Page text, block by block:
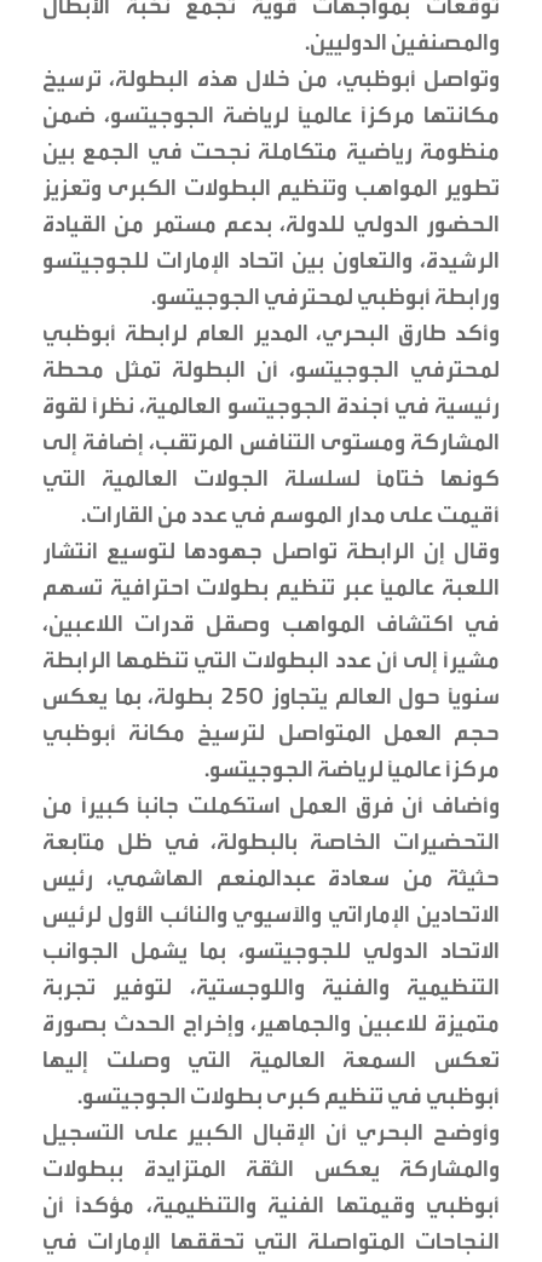
توقعات بمواجهات قوية تجمع نخبة الأبطال
والمصنفين الدوليين.
وتواصل أبوظبي، من خلال هذه البطولة، ترسيخ
مكانتها مركزاً عالمياً لرياضة الجوجيتسو، ضمن
منظومة رياضية متكاملة نجحت في الجمع بين
تطوير المواهب وتنظيم البطولات الكبرى وتعزيز
الحضور الدولي للدولة، بدعم مستمر من القيادة
الرشيدة، والتعاون بين اتحاد الإمارات للجوجيتسو
ورابطة أبوظبي لمحترفي الجوجيتسو.
وأكد طارق البحري، المدير العام لرابطة أبوظبي
لمحترفي الجوجيتسو، أن البطولة تمثل محطة
رئيسية في أجندة الجوجيتسو العالمية، نظراً لقوة
المشاركة ومستوى التنافس المرتقب، إضافة إلى
كونها ختاماً لسلسلة الجولات العالمية التي
أقيمت على مدار الموسم في عدد من القارات.
وقال إن الرابطة تواصل جهودها لتوسيع انتشار
اللعبة عالمياً عبر تنظيم بطولات احترافية تسهم
في اكتشاف المواهب وصقل قدرات اللاعبين،
مشيراً إلى أن عدد البطولات التي تنظمها الرابطة
سنوياً حول العالم يتجاوز 250 بطولة، بما يعكس
حجم العمل المتواصل لترسيخ مكانة أبوظبي
مركزاً عالمياً لرياضة الجوجيتسو.
وأضاف أن فرق العمل استكملت جانباً كبيراً من
التحضيرات الخاصة بالبطولة، في ظل متابعة
حثيثة من سعادة عبدالمنعم الهاشمي، رئيس
الاتحادين الإماراتي والآسيوي والنائب الأول لرئيس
الاتحاد الدولي للجوجيتسو، بما يشمل الجوانب
التنظيمية والفنية واللوجستية، لتوفير تجربة
متميزة للاعبين والجماهير، وإخراج الحدث بصورة
تعكس السمعة العالمية التي وصلت إليها
أبوظبي في تنظيم كبرى بطولات الجوجيتسو.
وأوضح البحري أن الإقبال الكبير على التسجيل
والمشاركة يعكس الثقة المتزايدة ببطولات
أبوظبي وقيمتها الفنية والتنظيمية، مؤكداً أن
النجاحات المتواصلة التي تحققها الإمارات في